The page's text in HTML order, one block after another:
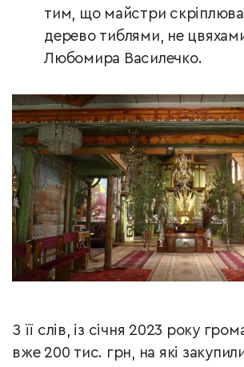
тим, що майстри
дерево тиблями, не
Любомира Василечко.
З її слів, із січня 2023 року
вже 200 тис. грн, на які